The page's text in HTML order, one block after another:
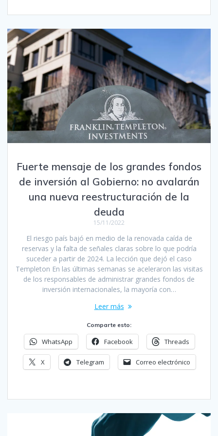
Fuerte mensaje de los grandes fondos
de inversión al Gobierno: no avalarán
una nueva reestructuración de la
deuda
15/11/2022
El riesgo país bajó en medio de la renovada caída de
reservas y la falta de señales claras sobre lo que podría
suceder a partir de 2024. La lección que dejó el caso
Templeton En las últimas semanas se aceleraron las visitas
de los responsables de administrar grandes fondos de
inversión internacionales, la mayoría con…
Leer más
Comparte esto:
WhatsApp Facebook Threads
X Telegram Correo electrónico